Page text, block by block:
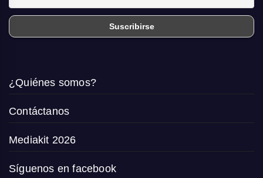
¿Quiénes somos?
Contáctanos
Mediakit 2026
Síguenos en facebook